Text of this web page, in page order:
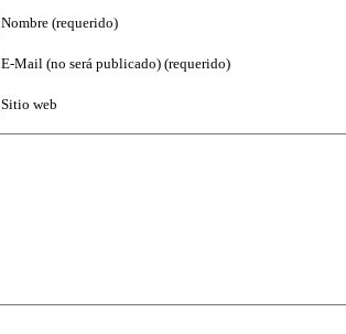
Nombre (requerido)
E-Mail (no será publicado) (requerido)
Sitio web